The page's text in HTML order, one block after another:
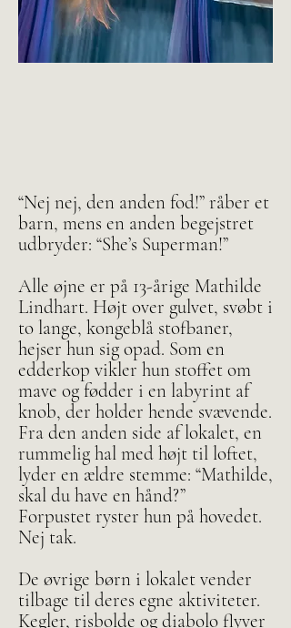
“Nej nej, den anden fod!” råber et
barn, mens en anden begejstret
udbryder: “She’s Superman!”
Alle øjne er på 13-årige Mathilde
Lindhart. Højt over gulvet, svøbt i
to lange, kongeblå stofbaner,
hejser hun sig opad. Som en
edderkop vikler hun stoffet om
mave og fødder i en labyrint af
knob, der holder hende svævende.
Fra den anden side af lokalet, en
rummelig hal med højt til loftet,
lyder en ældre stemme: “Mathilde,
skal du have en hånd?”
Forpustet ryster hun på hovedet.
Nej tak.
De øvrige børn i lokalet vender
tilbage til deres egne aktiviteter.
Kegler, risbolde og diabolo flyver